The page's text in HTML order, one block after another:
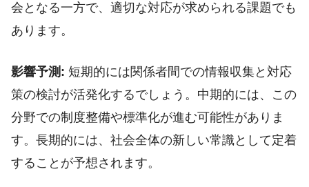
会となる一方で、適切な対応が求められる課題でも
あります。
影響予測: 短期的には関係者間での情報収集と対応
策の検討が活発化するでしょう。中期的には、この
分野での制度整備や標準化が進む可能性がありま
す。長期的には、社会全体の新しい常識として定着
することが予想されます。